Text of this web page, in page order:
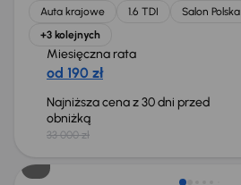
Auta krajowe 1.6 TDI Salon Polska
+3 kolejnych
Miesięczna rata
od 190 zł
Najniższa cena z 30 dni przed
obniżką
33 000 zł
Taniej o 500 zł